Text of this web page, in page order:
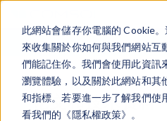
此網站會儲存你電腦的 Cookie
來收集關於你如何與我們網站互
們能記住你。我們會使用此資訊
瀏覽體驗，以及關於此網站和其
和指標。若要進一步了解我們使
看我們的《隱私權政策》。
论文和技术资料